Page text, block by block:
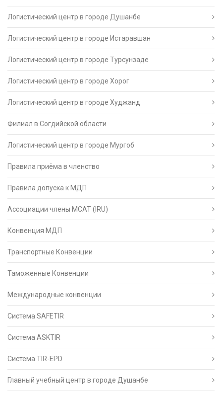
Логистический центр в городе Душанбе
Логистический центр в городе Истаравшан
Логистический центр в городе Турсунзаде
Логистический центр в городе Хорог
Логистический центр в городе Худжанд
Филиал в Согдийской области
Логистический центр в городе Мургоб
Правила приёма в членство
Правила допуска к МДП
Ассоциации члены МСАТ (IRU)
Конвенция МДП
Транспортные Конвенции
Таможенные Конвенции
Международные конвенции
Система SAFETIR
Система ASKTIR
Система TIR-EPD
Главный учебный центр в городе Душанбе